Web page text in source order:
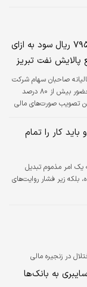
تقسیم ۴ هزار و ۷۹۵ ریال سود به ازای
نفت تبریز
صاحبان سهام شرکت
پالایش نفت تبریز با حضور بیش از ۸۰ درصد
تصویب صورت‌های مالی
به ازای هر سهم به تصویب
همچنین ۴۰ درصد از سود محقق‌شده برای
شرکت اختصاص
کار را تمام
امر مذموم تبدیل
بلکه زیر فشار روایت‌های
در زنجیره مالی
به بانک‌ها